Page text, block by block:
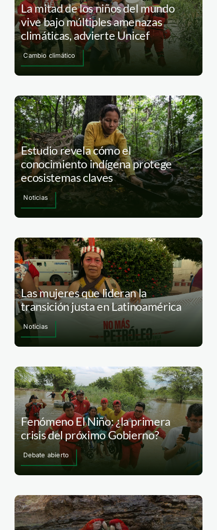
La mitad de los niños del mundo
vive bajo múltiples amenazas
climáticas, advierte Unicef
Cambio climático
Estudio revela cómo el
conocimiento indígena protege
ecosistemas claves
Noticias
Las mujeres que lideran la
transición justa en Latinoamérica
Noticias
Fenómeno El Niño: ¿la primera
crisis del próximo Gobierno?
Debate abierto